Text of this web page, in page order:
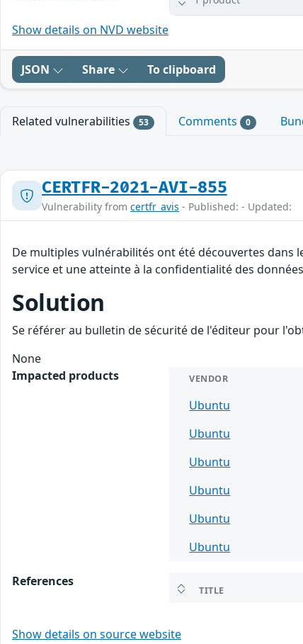
Show details on NVD website
JSON Share To clipboard
Related vulnerabilities 53 Comments 0
CERTFR-2021-AVI-855
Vulnerability from certfr_avis - Published: - Updated:
De multiples vulnérabilités ont été découvertes
service et une atteinte à la confidentialité des
Solution
Se référer au bulletin de sécurité de l'éditeur pour
None
Impacted products
VENDOR
Ubuntu
Ubuntu
Ubuntu
Ubuntu
Ubuntu
Ubuntu
References
TITLE
Show details on source website